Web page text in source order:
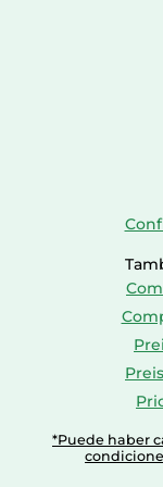
*Puede haber